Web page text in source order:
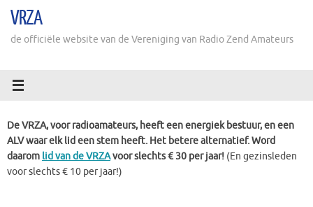
naarVRZA
de officiële website van de Vereniging van Radio Zend Amateurs
De VRZA, voor radioamateurs, heeft een energiek bestuur, en een
ALV waar elk lid een stem heeft. Het betere alternatief. Word
daarom lid van de VRZAvoor slechts € 30 per jaar! (En gezinsleden
voor slechts € 10 per jaar!)